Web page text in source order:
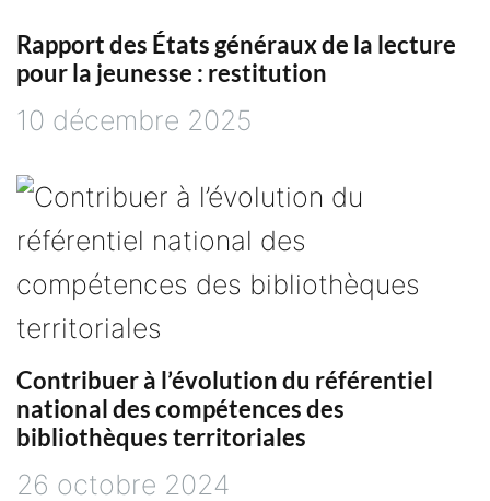
’
a
r
t
i
c
l
e
Rapport des États généraux de la lecture
pour la jeunesse : restitution
10 décembre 2025
Contribuer à l’évolution du référentiel
national des compétences des
bibliothèques territoriales
26 octobre 2024